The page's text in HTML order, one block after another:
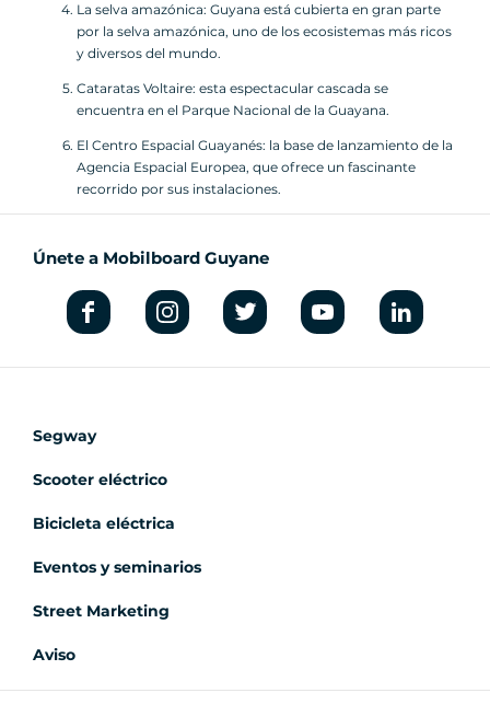
La selva amazónica: Guyana está cubierta en gran parte
por la selva amazónica, uno de los ecosistemas más ricos
y diversos del mundo.
Cataratas Voltaire: esta espectacular cascada se
encuentra en el Parque Nacional de la Guayana.
El Centro Espacial Guayanés: la base de lanzamiento de la
Agencia Espacial Europea, que ofrece un fascinante
recorrido por sus instalaciones.
Únete a Mobilboard Guyane
Segway
Scooter eléctrico
Bicicleta eléctrica
Eventos y seminarios
Street Marketing
Aviso